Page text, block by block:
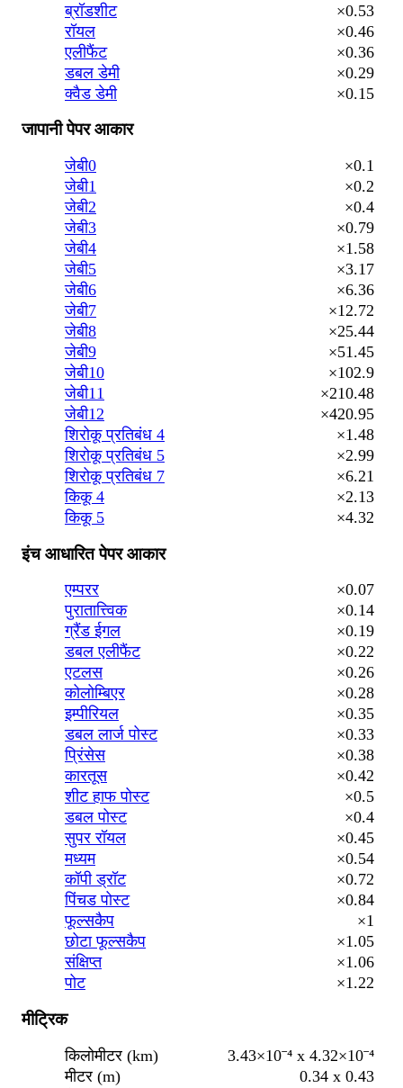
ब्रॉडशीट
×0.53
रॉयल
×0.46
एलीफैंट
×0.36
डबल डेमी
×0.29
क्वैड डेमी
×0.15
जापानी पेपर आकार
जेबी0
×0.1
जेबी1
×0.2
जेबी2
×0.4
जेबी3
×0.79
जेबी4
×1.58
जेबी5
×3.17
जेबी6
×6.36
जेबी7
×12.72
जेबी8
×25.44
जेबी9
×51.45
जेबी10
×102.9
जेबी11
×210.48
जेबी12
×420.95
शिरोकू प्रतिबंध 4
×1.48
शिरोकू प्रतिबंध 5
×2.99
शिरोकू प्रतिबंध 7
×6.21
किकू 4
×2.13
किकू 5
×4.32
इंच आधारित पेपर आकार
एम्परर
×0.07
पुरातात्त्विक
×0.14
ग्रैंड ईगल
×0.19
डबल एलीफैंट
×0.22
एटलस
×0.26
कोलोम्बिएर
×0.28
इम्पीरियल
×0.35
डबल लार्ज पोस्ट
×0.33
प्रिंसेस
×0.38
कारतूस
×0.42
शीट हाफ पोस्ट
×0.5
डबल पोस्ट
×0.4
सुपर रॉयल
×0.45
मध्यम
×0.54
कॉपी ड्रॉट
×0.72
पिंचड पोस्ट
×0.84
फूल्सकैप
×1
छोटा फूल्सकैप
×1.05
संक्षिप्त
×1.06
पोट
×1.22
मीट्रिक
किलोमीटर (km)
3.43×10⁻⁴ x 4.32×10⁻⁴
मीटर (m)
0.34 x 0.43